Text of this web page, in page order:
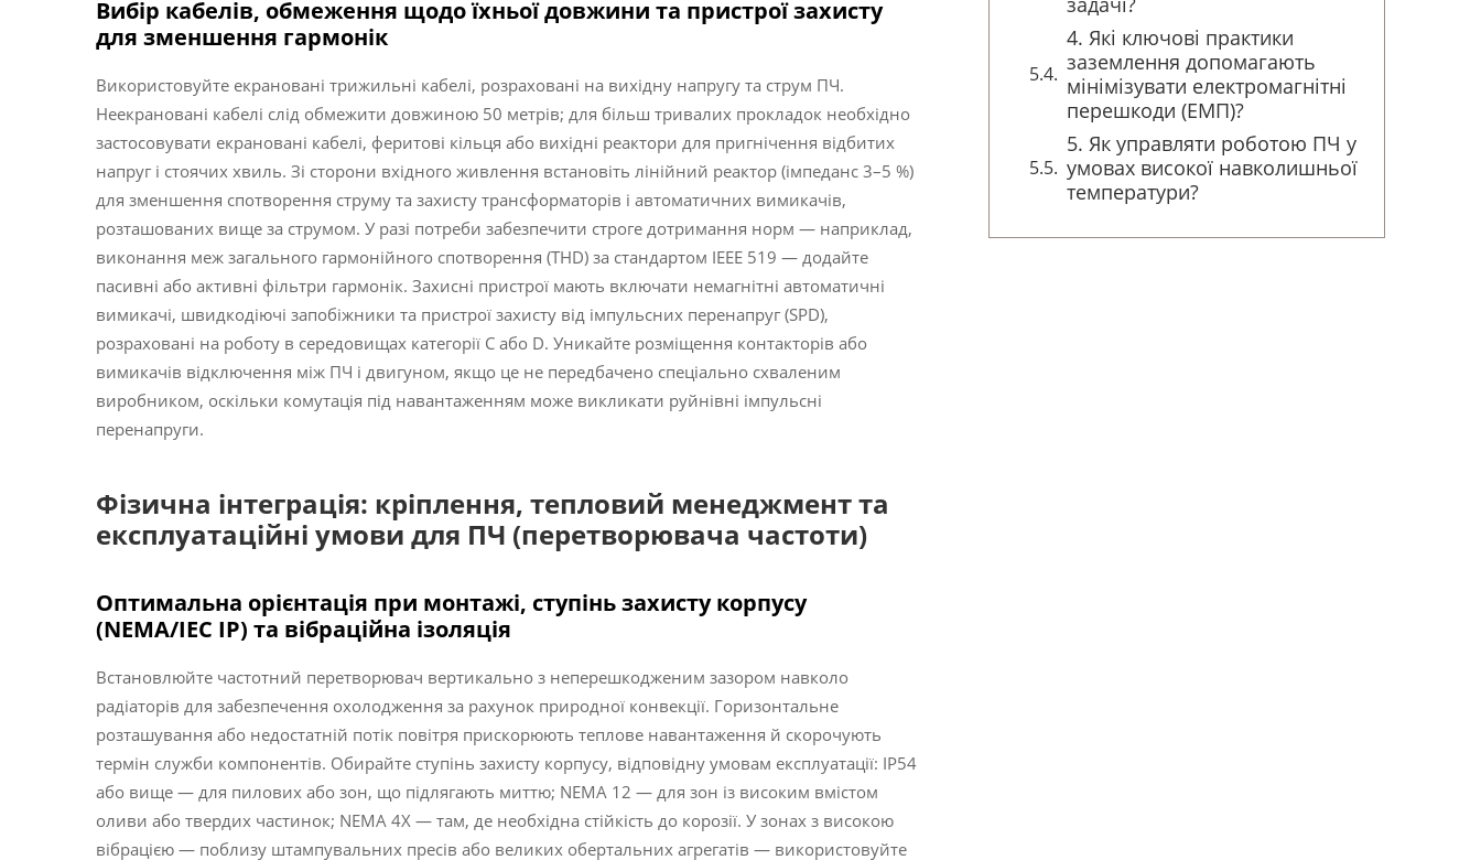
Вибір кабелів, обмеження щодо їхньої довжини та пристрої захисту
для зменшення гармонік
Використовуйте екрановані трижильні кабелі, розраховані на вихідну напругу та струм ПЧ.
Неекрановані кабелі слід обмежити довжиною 50 метрів; для більш тривалих прокладок необхідно
застосовувати екрановані кабелі, феритові кільця або вихідні реактори для пригнічення відбитих
напруг і стоячих хвиль. Зі сторони вхідного живлення встановіть лінійний реактор (імпеданс 3–5 %)
для зменшення спотворення струму та захисту трансформаторів і автоматичних вимикачів,
розташованих вище за струмом. У разі потреби забезпечити строге дотримання норм — наприклад,
виконання меж загального гармонійного спотворення (THD) за стандартом IEEE 519 — додайте
пасивні або активні фільтри гармонік. Захисні пристрої мають включати немагнітні автоматичні
вимикачі, швидкодіючі запобіжники та пристрої захисту від імпульсних перенапруг (SPD),
розраховані на роботу в середовищах категорії C або D. Уникайте розміщення контакторів або
вимикачів відключення між ПЧ і двигуном, якщо це не передбачено спеціально схваленим
виробником, оскільки комутація під навантаженням може викликати руйнівні імпульсні
перенапруги.
Фізична інтеграція: кріплення, тепловий менеджмент та
експлуатаційні умови для ПЧ (перетворювача частоти)
Оптимальна орієнтація при монтажі, ступінь захисту корпусу
(NEMA/IEC IP) та вібраційна ізоляція
Встановлюйте частотний перетворювач вертикально з неперешкодженим зазором навколо
радіаторів для забезпечення охолодження за рахунок природної конвекції. Горизонтальне
розташування або недостатній потік повітря прискорюють теплове навантаження й скорочують
термін служби компонентів. Обирайте ступінь захисту корпусу, відповідну умовам експлуатації: IP54
або вище — для пилових або зон, що підлягають миттю; NEMA 12 — для зон із високим вмістом
оливи або твердих частинок; NEMA 4X — там, де необхідна стійкість до корозії. У зонах з високою
вібрацією — поблизу штампувальних пресів або великих обертальних агрегатів — використовуйте
4. Які ключові практики
заземлення допомагають
мінімізувати електромагнітні
перешкоди (ЕМП)?
5. Як управляти роботою ПЧ у
умовах високої навколишньої
температури?